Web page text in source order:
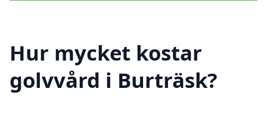
Hur mycket kostar
golvvård i Burträsk?